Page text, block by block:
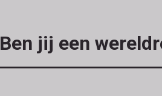
Ben jij een